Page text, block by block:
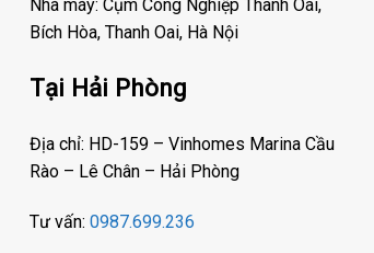
Nhà máy: Cụm Công Nghiệp Thanh Oai,
Bích Hòa, Thanh Oai, Hà Nội
Tại Hải Phòng
Địa chỉ: HD-159 – Vinhomes Marina Cầu
Rào – Lê Chân – Hải Phòng
Tư vấn:0987.699.236